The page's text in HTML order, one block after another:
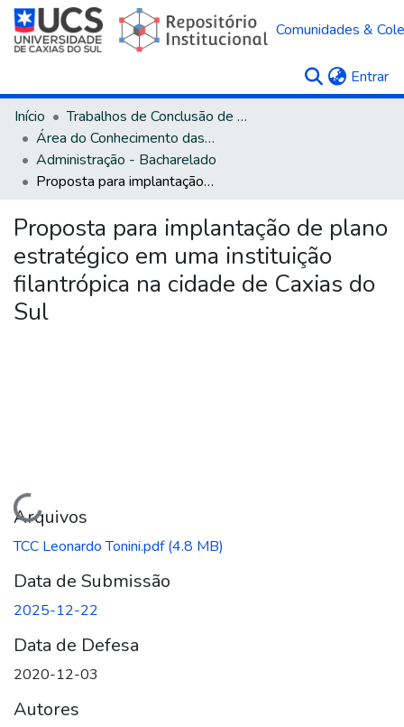
Comunidades &
Entrar
Início
Trabalhos de Conclusão de Curso
Área do Conhecimento das Ciências Sociais Aplicadas
Administração - Bacharelado
Proposta para implantação de plano estratégico em uma instituição filantrópica na cidade de Caxias do Sul
Proposta para implantação de plano
estratégico em uma instituição
filantrópica na cidade de Caxias do
Sul
Carregando...
Arquivos
TCC Leonardo Tonini.pdf(4.8 MB)
Data de Submissão
2025-12-22
Data de Defesa
2020-12-03
Autores